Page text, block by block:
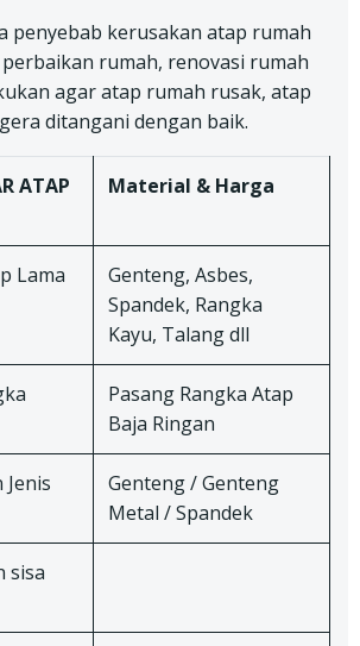
penyebab kerusakan atap rumah
rumah, renovasi rumah
agar atap rumah rusak, atap
ditangani dengan baik.
ATAP
Material & Harga
Lama
Genteng, Asbes,
Spandek, Rangka
Kayu, Talang dll
Pasang Rangka Atap
Baja Ringan
Jenis
Genteng / Genteng
Metal / Spandek
sisa